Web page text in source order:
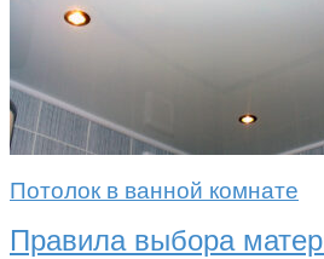
Потолок в ванной комнате
Правила выбора